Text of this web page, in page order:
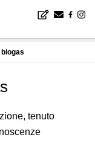
tenuto